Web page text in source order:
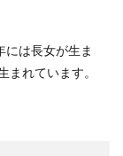
には長女が生ま
れています。